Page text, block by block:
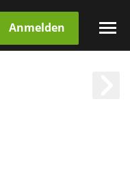
Anmelden